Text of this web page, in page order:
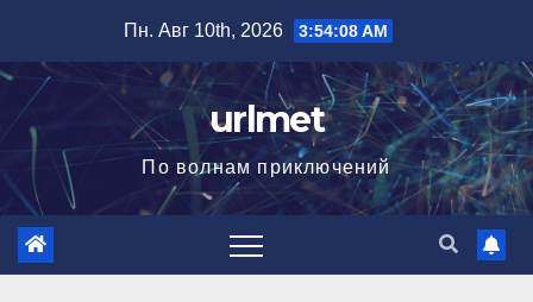
содержимому
Пн. Авг 10th, 2026 3:54:09 AM
urlmet
По волнам приключений